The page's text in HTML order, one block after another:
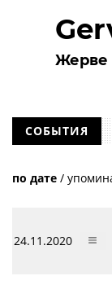
Жерве
СОБЫТИЯ
по дате /
24.11.2020